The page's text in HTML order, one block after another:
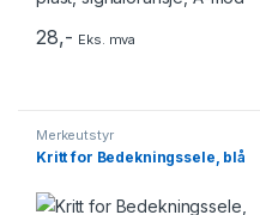
28,- Eks. mva
Merkeutstyr
Kritt for Bedekningssele, blå